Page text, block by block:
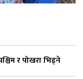
र पोखरा भिड्ने